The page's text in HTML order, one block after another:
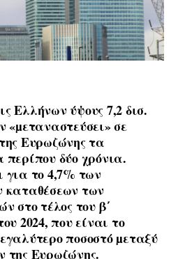
Ελλήνων ύψους 7,2 δισ.
«µεταναστεύσει» σε
Ευρωζώνης τα
περίπου δύο χρόνια.
για το 4,7% των
καταθέσεων των
στο τέλος του β΄
2024, που είναι το
ποσοστό µεταξύ
της Ευρωζώνης.